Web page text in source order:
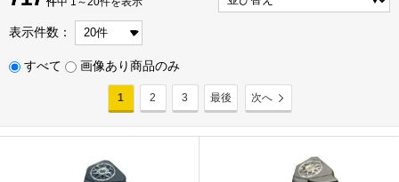
表示件数：
すべて 画像あり商品のみ
1 2 3 最後 次へ